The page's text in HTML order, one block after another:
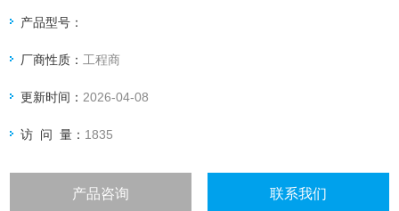
产品型号：
厂商性质： 工程商
更新时间： 2026-04-08
访 问 量： 1835
产品咨询 联系我们